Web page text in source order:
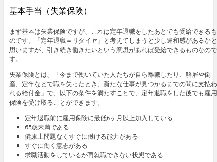
基本手当（失業保険）
まず基本は失業保険ですが、これは定年退職をしたあとでも受給できるも
のです。「定年退職＝リタイヤ」と考えてしまうと少し違和感があるかと
思いますが、引き続き働きたいという意思があれば受給できるものなので
す。
失業保険とは、「今まで働いていた人たちが自ら離職したり、解雇や倒
産、定年などで職を失ったとき、新たな仕事が見つかるまでの間に支払わ
れる給付金」で、以下の条件を満たすことで、定年退職をした後でも雇用
保険を受け取ることができます。
定年退職前に雇用保険に最低6ヶ月以上加入している
65歳未満である
健康上問題なくすぐに働ける能力がある
すぐに働く意志がある
求職活動をしているが再就職できない状態である